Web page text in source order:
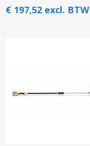
€ 197,52 excl. BTW